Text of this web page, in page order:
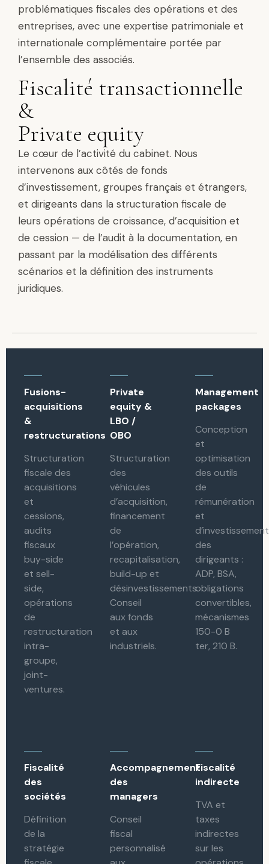
problématiques fiscales des opérations et des
entreprises, avec une expertise patrimoniale et
internationale complémentaire portée par
l’ensemble des associés.
Fiscalité transactionnelle
&
Private equity
Le cœur de l’activité du cabinet. Nous
intervenons aux côtés de fonds
d’investissement, groupes français et étrangers,
et dirigeants dans la structuration fiscale de
leurs opérations de croissance, d’acquisition et
de cession — de l’audit à la documentation, en
passant par la modélisation des différents
scénarios et la définition des instruments
juridiques.
Fusions-
acquisitions
&
restructurations
Structuration
fiscale des
acquisitions
et
cessions,
audits
fiscaux
buy-side
et sell-
side,
opérations
de
restructuration
intra-
groupe,
joint-
ventures.
Private
equity &
LBO /
OBO
Structuration
des
véhicules
d’acquisition,
financement
de
l’opération,
recapitalisation,
build-up et
désinvestissements.
Conseil
aux fonds
et aux
industriels.
Management
packages
Conception
et
optimisation
des outils
de
rémunération
et
d’investissement
des
dirigeants :
ADP, BSA,
obligations
convertibles,
mécanismes
150-0 B
ter, 210 B.
Fiscalité
des
sociétés
Définition
de la
stratégie
Accompagnement
des
managers
Conseil
fiscal
personnalisé
Fiscalité
indirecte
TVA et
taxes
indirectes
sur les